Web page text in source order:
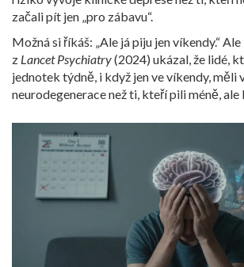
začali pít jen „pro zábavu“.
Možná si říkáš: „Ale já piju jen víkendy.“
z Lancet Psychiatry(2024) ukázal, že lidé,
jednotek týdně, i když jen ve víkendy, měli
neurodegenerace než ti, kteří pili méně, ale